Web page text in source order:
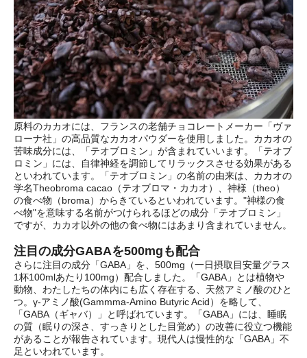
原料のカカオには、フランスの老舗チョコレートメーカー「ヴァ
ローナ社」の高品質なカカオパウダーを使用しました。カカオの
苦味成分には、「テオブロミン」が含まれていいます。「テオブ
ロミン」には、自律神経を調節してリラックスさせる効果がある
といわれています。「テオブロミン」の名前の由来は、カカオの
学名Theobroma cacao（テオブロマ・カカオ）、神様（theo）
の食べ物（broma）からきているといわれています。"神様の食
べ物"を意味する名前がつけられるほどの成分「テオブロミン」
ですが、カカオ以外の他の食べ物にはあまり含まれていません。
注目の成分GABAを500mgも配合
さらに注目の成分「GABA」を、500mg（一日摂取目安量グラス
1杯100mlあたり100mg）配合しました。「GABA」とは植物や
動物、わたしたちの体内にも広く存在する、天然アミノ酸のひと
つ。γ-アミノ酸(Gammma-Amino Butyric Acid）を略して、
「GABA（ギャバ）」と呼ばれています。「GABA」には、睡眠
の質（眠りの深さ、すっきりとした目覚め）の改善に役立つ機能
があることが報告されています。現代人は慢性的な「GABA」不
足といわれています。